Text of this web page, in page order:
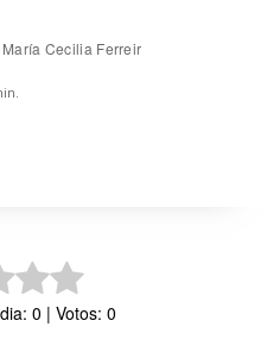
María Cecilia Ferreir
0 | Votos: 0